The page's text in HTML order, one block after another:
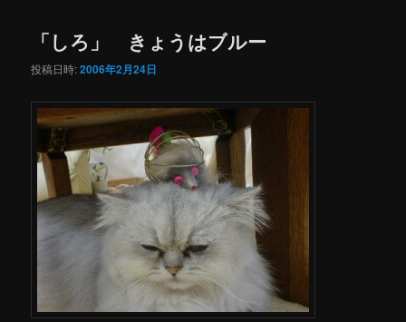
「しろ」 きょうはブルー
投稿日時:2006年2月24日